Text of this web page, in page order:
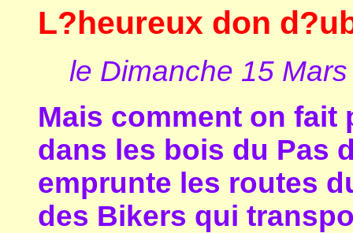
L?heureux don
le Dimanche 15
Mais comment on
dans les bois du Pas
emprunte les routes
des Bikers qui